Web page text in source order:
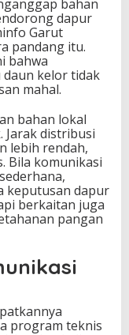
bahan
dapur
Garut
pandang itu.
bahwa
daun kelor tidak
mahal.
bahan lokal
Jarak distribusi
lebih rendah,
Bila komunikasi
keputusan dapur
berkaitan juga
pangan
program teknis